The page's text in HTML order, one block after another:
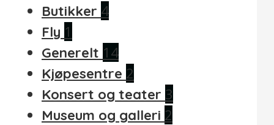
Butikker 4
Fly 1
Generelt 14
Kjøpesentre 2
Konsert og teater 3
Museum og galleri 2